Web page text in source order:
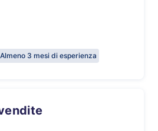
Almeno 3 mesi di esperienza